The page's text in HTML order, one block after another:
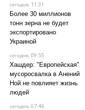
сегодня, 11:31
Более 30 миллионов
тонн зерна не будет
экспортировано
Украиной
сегодня, 09:55
Хашдер: "Европейская"
мусоросвалка в Анений
Ной не повлияет жизнь
людей
сегодня, 07:46